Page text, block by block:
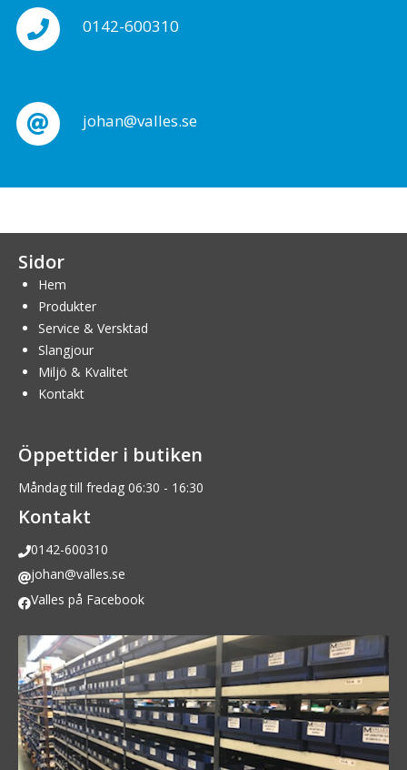
0142-600310
johan@valles.se
Sidor
Hem
Produkter
Service & Versktad
Slangjour
Miljö & Kvalitet
Kontakt
Öppettider i butiken
Måndag till fredag 06:30 - 16:30
Kontakt
0142-600310
johan@valles.se
Valles på Facebook